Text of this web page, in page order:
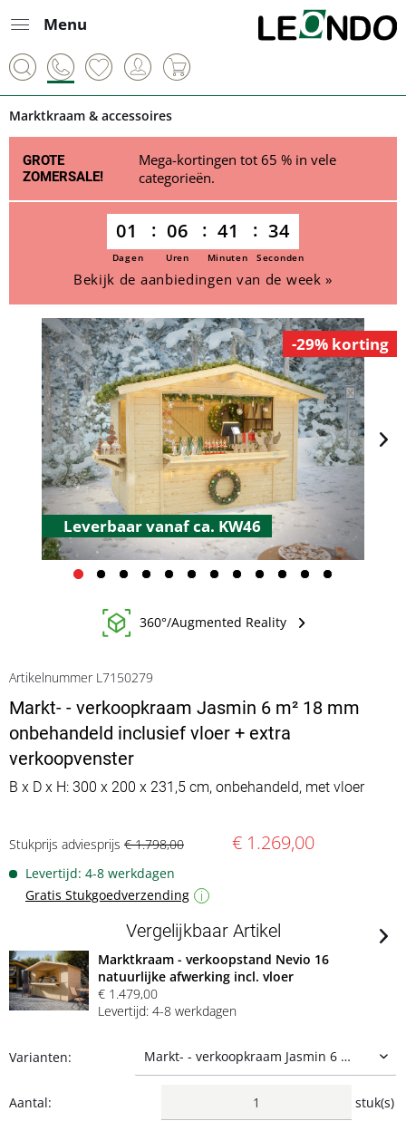
Menu
Marktkraam & accessoires
GROTE
ZOMERSALE!
Mega-kortingen tot 65 % in vele
categorieën.
01 06 41 34
Dagen Uren Minuten Seconden
Bekijk de aanbiedingen van de week »
-29% korting
Leverbaar vanaf ca. KW46
360°/Augmented Reality
Artikelnummer L7150279
Markt- - verkoopkraam Jasmin 6 m² 18 mm
onbehandeld inclusief vloer + extra
verkoopvenster
B x D x H: 300 x 200 x 231,5 cm, onbehandeld, met vloer
Stukprijs adviesprijs € 1.798,00 € 1.269,00
Levertijd: 4-8 werkdagen
Gratis Stukgoedverzending
i
Vergelijkbaar Artikel
Marktkraam - verkoopstand Nevio 16
natuurlijke afwerking incl. vloer
€ 1.479,00
Levertijd: 4-8 werkdagen
Varianten:
Aantal: stuk(s)